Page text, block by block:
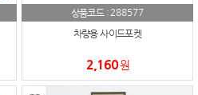
상품코드 :288577
차량용 사이드포켓
2,160원